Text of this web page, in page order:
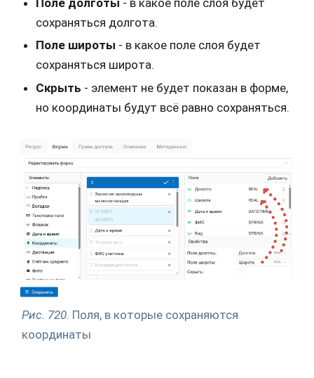
Поле долготы - в какое поле слоя будет
сохраняться долгота.
Поле широты - в какое поле слоя будет
сохраняться широта.
Скрыть - элемент не будет показан в форме,
но координаты будут всё равно сохраняться.
Рис. 720. Поля, в которые сохраняются
координаты